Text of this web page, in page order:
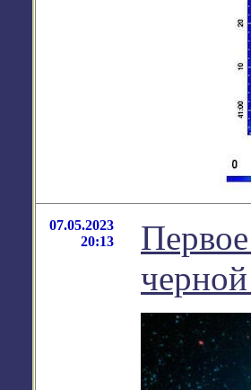
07.05.2023
20:13